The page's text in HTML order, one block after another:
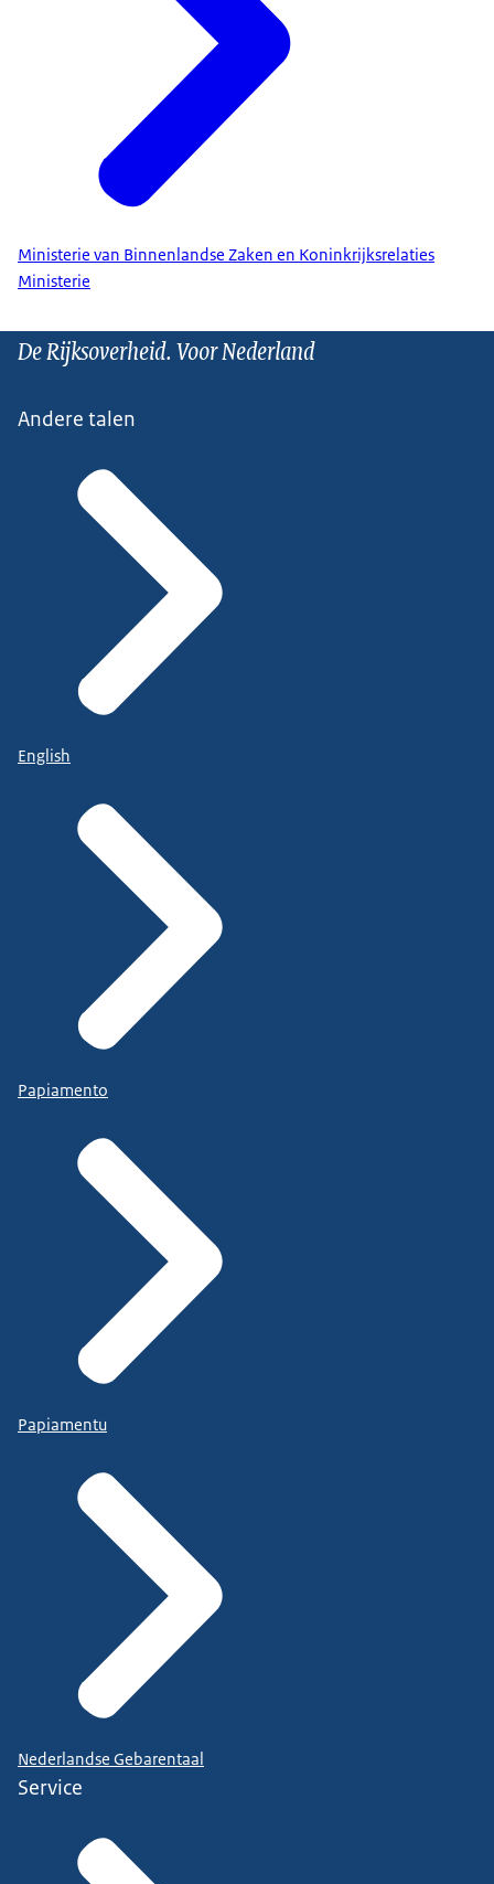
Ministerie van Binnenlandse Zaken en Koninkrijksrelaties
Ministerie
De Rijksoverheid. Voor Nederland
Andere talen
English
Papiamento
Papiamentu
Nederlandse Gebarentaal
Service